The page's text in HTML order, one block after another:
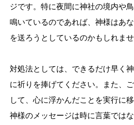
ジです。特に夜間に神社の境内や
鳴いているのであれば、神様はあ
を送ろうとしているのかもしれませ
対処法としては、できるだけ早く
に祈りを捧げてください。また、
して、心に浮かんだことを実行に
神様のメッセージは時に言葉では
誕生日ランキング 金運神社 金